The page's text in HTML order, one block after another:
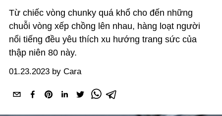
Từ chiếc vòng chunky quá khổ cho đến những
chuỗi vòng xếp chồng lên nhau, hàng loạt người
nổi tiếng đều yêu thích xu hướng trang sức của
thập niên 80 này.
01.23.2023 by Cara